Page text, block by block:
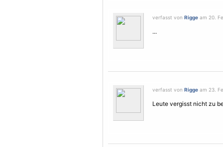
verfasst von Rigge am 20.
...
verfasst von Rigge am 23.
Leute vergisst nicht zu